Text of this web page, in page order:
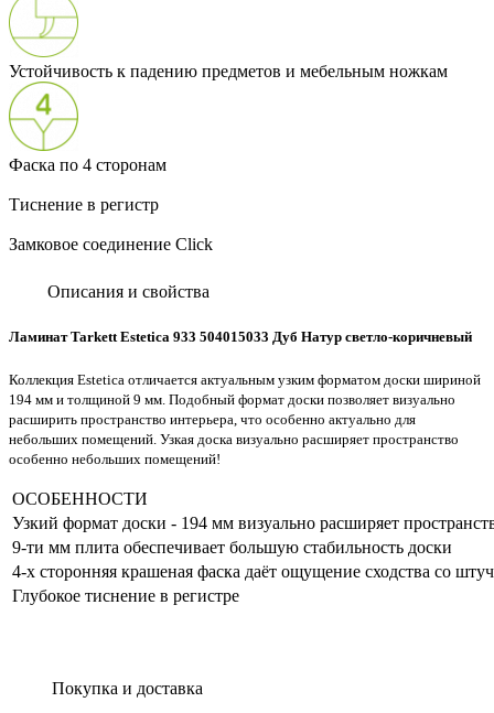
Устойчивость к падению предметов и мебельным ножкам
Фаска по 4 сторонам
Тиснение в регистр
Замковое соединение Click
Описания и свойства
Ламинат Tarkett Estetica 933 504015033 Дуб Натур светло-коричневый
Коллекция Estetica отличается актуальным узким форматом доски шириной
194 мм и толщиной 9 мм. Подобный формат доски позволяет визуально
расширить пространство интерьера, что особенно актуально для
небольших помещений. Узкая доска визуально расширяет пространство
особенно небольших помещений!
ОСОБЕННОСТИ
Узкий формат доски - 194 мм визуально расширяет
9-ти мм плита обеспечивает большую стабильность доски
4-х сторонняя крашеная фаска даёт ощущение сходства со
Глубокое тиснение в регистре
Покупка и доставка